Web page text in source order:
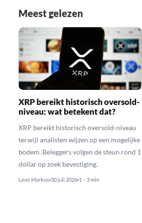
Meest gelezen
XRP bereikt historisch oversold-
niveau: wat betekent dat?
XRP bereikt historisch oversold-niveau
terwijl analisten wijzen op een mogelijke
bodem. Beleggers volgen de steun rond 1
dollar op zoek bevestiging.
Leon Markus 30 juli 2026 1 – 3 min